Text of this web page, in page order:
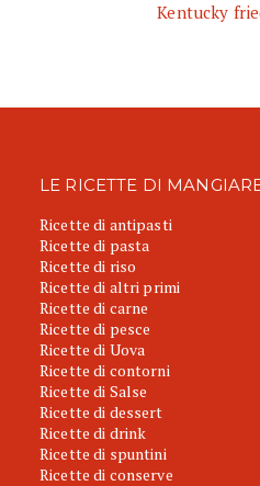
Kentucky
LE RICETTE DI
Ricette di antipasti
Ricette di pasta
Ricette di riso
Ricette di altri primi
Ricette di carne
Ricette di pesce
Ricette di Uova
Ricette di contorni
Ricette di Salse
Ricette di dessert
Ricette di drink
Ricette di spuntini
Ricette di conserve